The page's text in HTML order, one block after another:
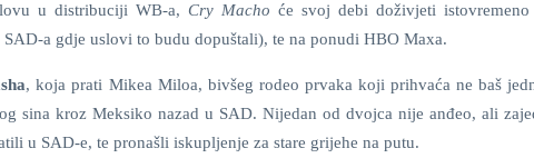
u distribuciji WB-a, Cry Macho će svoj debi doživjeti
a gdje uslovi to budu dopuštali), te na ponudi HBO Maxa.
, koja prati Mikea Miloa, bivšeg rodeo prvaka koji prihvaća ne baš
sina kroz Meksiko nazad u SAD. Nijedan od dvojca nije anđeo, ali
u SAD-e, te pronašli iskupljenje za stare grijehe na putu.